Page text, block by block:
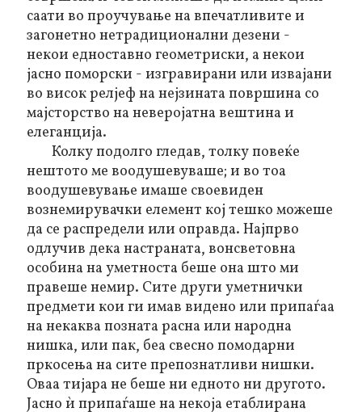
саати во проучување на впечатливите и
загонетно нетрадиционални дезени -
некои едноставно геометриски, а некои
јасно поморски - изгравирани или извајани
во висок релјеф на нејзината површина со
мајсторство на неверојатна вештина и
елеганција.
Колку подолго гледав, толку повеќе
нештото ме воодушевуваше; и во тоа
воодушевување имаше своевиден
вознемирувачки елемент кој тешко можеше
да се распредели или оправда. Најпрво
одлучив дека настраната, вонсветовна
особина на уметноста беше она што ми
правеше немир. Сите други уметнички
предмети кои ги имав видено или припаѓаа
на некаква позната расна или народна
нишка, или пак, беа свесно помодарни
пркосења на сите препознатливи нишки.
Оваа тијара не беше ни едното ни другото.
Јасно ѝ припаѓаше на некоја етаблирана